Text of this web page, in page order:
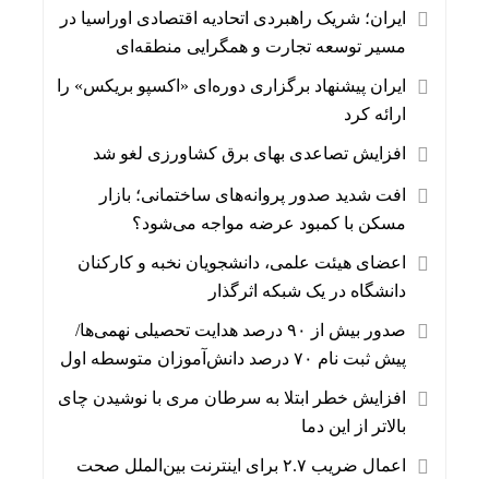
ایران؛ شریک راهبردی اتحادیه اقتصادی اوراسیا در
مسیر توسعه تجارت و همگرایی منطقه‌ای
ایران پیشنهاد برگزاری دوره‌ای «اکسپو بریکس» را
ارائه کرد
افزایش تصاعدی بهای برق کشاورزی لغو شد
افت شدید صدور پروانه‌های ساختمانی؛ بازار
مسکن با کمبود عرضه مواجه می‌شود؟
اعضای هیئت علمی، دانشجویان نخبه و کارکنان
دانشگاه در یک شبکه‌ اثرگذار
صدور بیش از ۹۰ درصد هدایت تحصیلی نهمی‌ها/
پیش ثبت نام ۷۰ درصد دانش‌آموزان متوسطه اول
افزایش خطر ابتلا به سرطان مری با نوشیدن چای
بالاتر از این دما
اعمال ضریب ۲.۷ برای اینترنت بین‌الملل صحت